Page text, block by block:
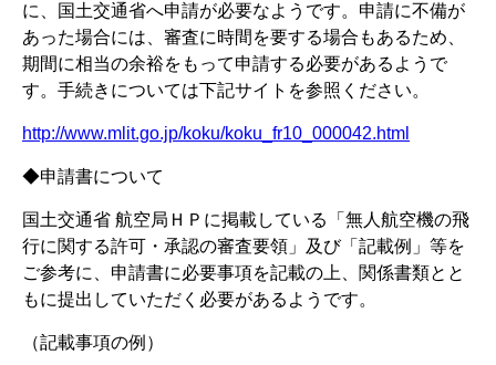
に、国土交通省へ申請が必要なようです。申請に不備が
あった場合には、審査に時間を要する場合もあるため、
期間に相当の余裕をもって申請する必要があるようで
す。手続きについては下記サイトを参照ください。
http://www.mlit.go.jp/koku/koku_fr10_000042.html
◆申請書について
国土交通省 航空局ＨＰに掲載している「無人航空機の飛
行に関する許可・承認の審査要領」及び「記載例」等を
ご参考に、申請書に必要事項を記載の上、関係書類とと
もに提出していただく必要があるようです。
（記載事項の例）